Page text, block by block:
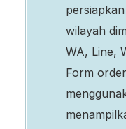
wilayah
WA, Line,
Form